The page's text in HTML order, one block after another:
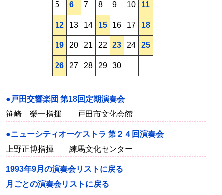
5 6 7 8 9 10 11
12 13 14 15 16 17 18
19 20 21 22 23 24 25
26 27 28 29 30
●戸田交響楽団 第18回定期演奏会
笹崎 榮一指揮 戸田市文化会館
●ニューシティオーケストラ 第２４回演奏会
上野正博指揮 練馬文化センター
1993年9月の演奏会リストに戻る
月ごとの演奏会リストに戻る